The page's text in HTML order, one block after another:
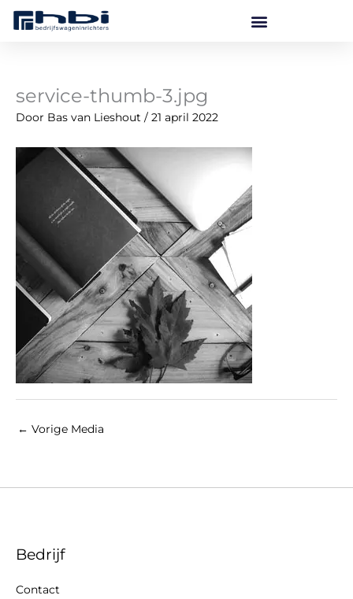
service-thumb-3.jpg
Door Bas van Lieshout / 21 april 2022
← Vorige Media
Bedrijf
Contact